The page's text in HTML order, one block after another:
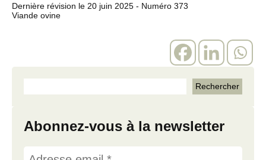
Dernière révision le 20 juin 2025 - Numéro 373
Viande ovine
Abonnez-vous à la newsletter